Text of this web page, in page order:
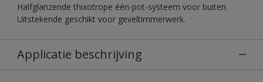
Halfglanzende thixotrope één-pot-systeem voor buiten.
Uitstekende geschikt voor geveltimmerwerk.
Applicatie beschrijving